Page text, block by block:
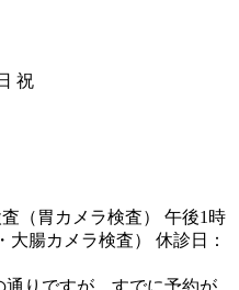
祝
（胃カメラ検査） 午後1時
腸カメラ検査） 休診日：
りですが、すでに予約が